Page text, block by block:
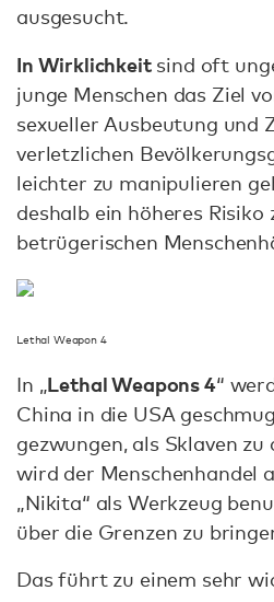
ausgesucht.
In Wirklichkeitsind oft
junge Menschen das Ziel
sexueller Ausbeutung und
verletzlichen
leichter zu manipulieren
deshalb ein höheres Risiko
betrügerischen
Lethal Weapon 4
In „Lethal Weapons 4“
China in die USA
gezwungen, als Sklaven
wird der Menschenhandel
„Nikita“ als Werkzeug
über die Grenzen zu
Das führt zu einem sehr